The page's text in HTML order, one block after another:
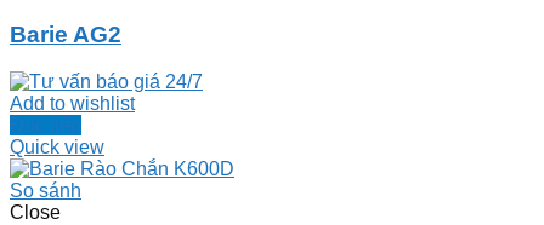
Barie AG2
Add to wishlist
Đọc tiếp
Quick view
So sánh
Close